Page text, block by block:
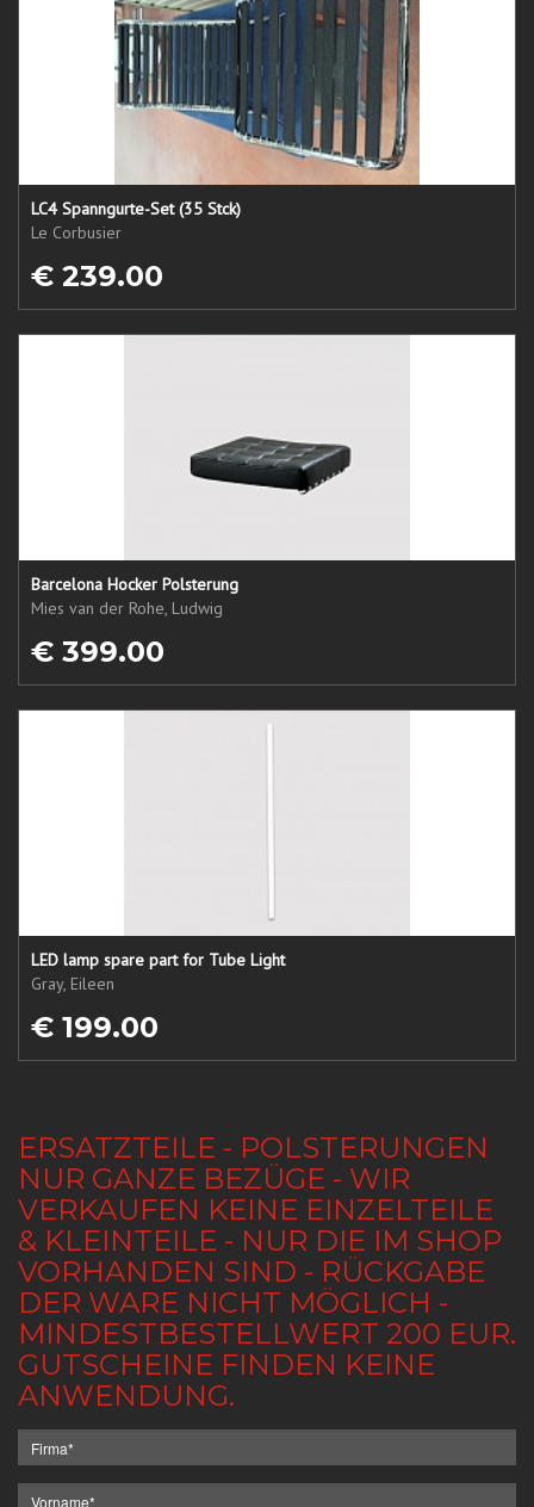
LC4 Spanngurte-Set (35 Stck)
Le Corbusier
€ 239.00
Barcelona Hocker Polsterung
Mies van der Rohe, Ludwig
€ 399.00
LED lamp spare part for Tube Light
Gray, Eileen
€ 199.00
ERSATZTEILE - POLSTERUNGEN
NUR GANZE BEZÜGE - WIR
VERKAUFEN KEINE EINZELTEILE
& KLEINTEILE - NUR DIE IM SHOP
VORHANDEN SIND - RÜCKGABE
DER WARE NICHT MÖGLICH -
MINDESTBESTELLWERT 200 EUR.
GUTSCHEINE FINDEN KEINE
ANWENDUNG.